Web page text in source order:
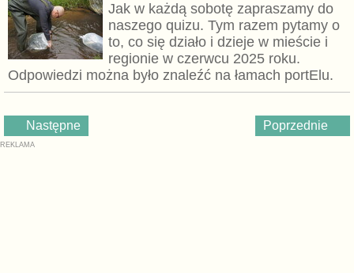
Jak w każdą sobotę zapraszamy do
naszego quizu. Tym razem pytamy o
to, co się działo i dzieje w mieście i
regionie w czerwcu 2025 roku.
Odpowiedzi można było znaleźć na łamach portElu.
Następne Poprzednie